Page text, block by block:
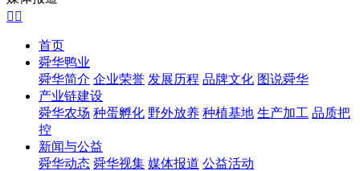
 
首页
舜华鸭业
舜华简介 企业荣誉 发展历程 品牌文化 图说舜华
产业链建设
舜华农场 种蛋孵化 野外放养 种植基地 生产加工 品质把
控
新闻与公益
舜华动态 舜华视集 媒体报道 公益活动